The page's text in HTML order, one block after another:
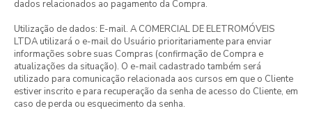
dados relacionados ao pagamento da Compra.
Utilização de dados: E-mail. A COMERCIAL DE ELETROMÓVEIS
LTDA utilizará o e-mail do Usuário prioritariamente para enviar
informações sobre suas Compras (confirmação de Compra e
atualizações da situação). O e-mail cadastrado também será
utilizado para comunicação relacionada aos cursos em que o Cliente
estiver inscrito e para recuperação da senha de acesso do Cliente, em
caso de perda ou esquecimento da senha.